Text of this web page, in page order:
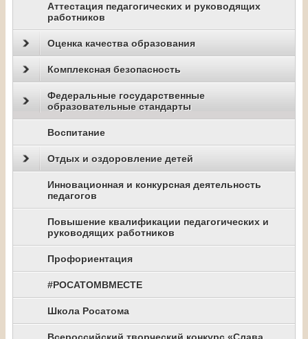
Аттестация педагогических и руководящих
работников
Оценка качества образования
Комплексная безопасность
Федеральные государственные
образовательные стандарты
Воспитание
Отдых и оздоровление детей
Инновационная и конкурсная деятельность
педагогов
Повышение квалификации педагогических и
руководящих работников
Профориентация
#РОСАТОМВМЕСТЕ
Школа Росатома